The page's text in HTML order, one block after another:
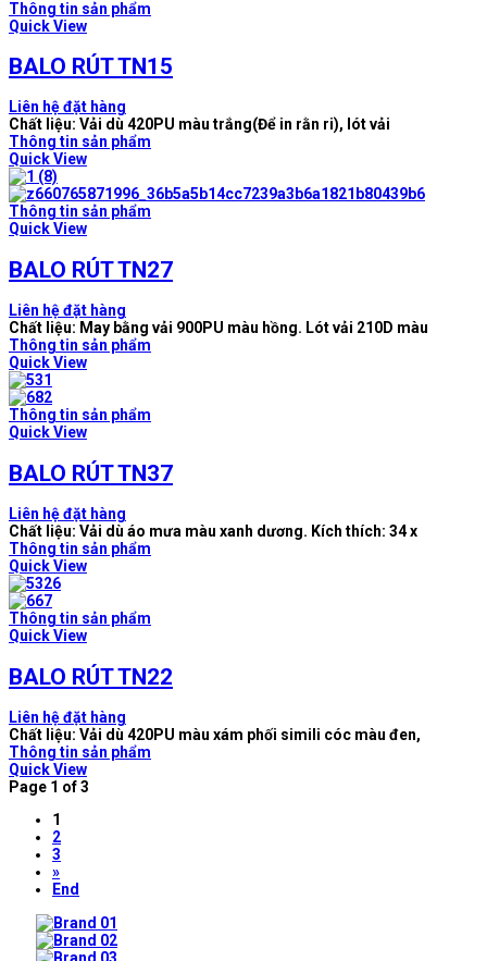
Thông tin sản phẩm
Quick View
BALO RÚT TN15
Liên hệ đặt hàng
Chất liệu: Vải dù 420PU màu trắng(Để in rằn ri), lót vải
Thông tin sản phẩm
Quick View
Thông tin sản phẩm
Quick View
BALO RÚT TN27
Liên hệ đặt hàng
Chất liệu: May bằng vải 900PU màu hồng. Lót vải 210D màu
Thông tin sản phẩm
Quick View
Thông tin sản phẩm
Quick View
BALO RÚT TN37
Liên hệ đặt hàng
Chất liệu: Vải dù áo mưa màu xanh dương. Kích thích: 34 x
Thông tin sản phẩm
Quick View
Thông tin sản phẩm
Quick View
BALO RÚT TN22
Liên hệ đặt hàng
Chất liệu: Vải dù 420PU màu xám phối simili cóc màu đen,
Thông tin sản phẩm
Quick View
Page 1 of 3
1
2
3
»
End